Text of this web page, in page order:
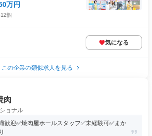
万円
個
気になる
この企業の類似求人を見る
肉
ョナル
歓迎✅焼肉屋ホールスタッフ✅未経験可✅まか